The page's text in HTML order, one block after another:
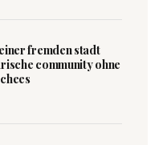
fremden stadt
community ohne